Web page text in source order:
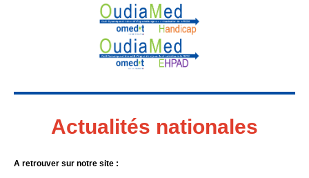
Actualités nationales
A retrouver sur notre site :